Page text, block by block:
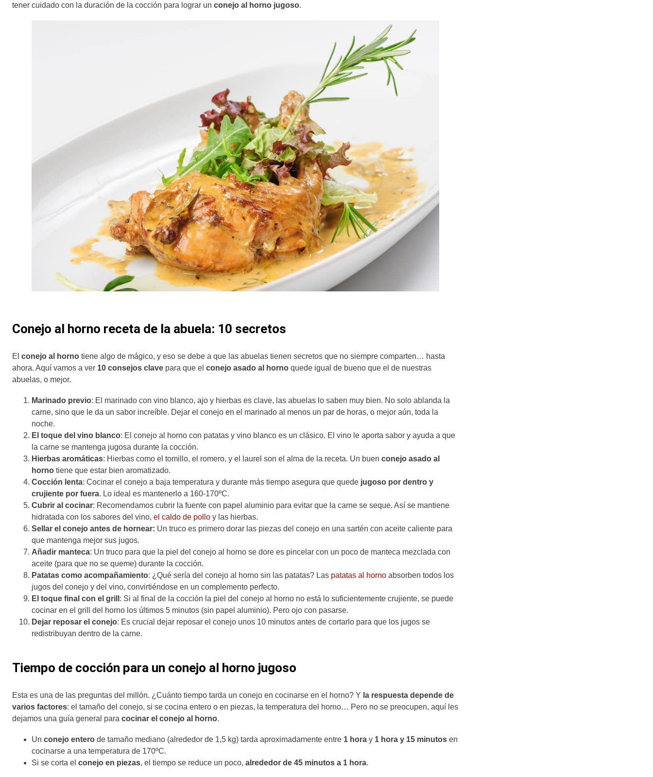
tener cuidado con la duración de la cocción para lograr un conejo al horno jugoso.
Conejo al horno receta de la abuela: 10 secretos
El conejo al horno tiene algo de mágico, y eso se debe a que las abuelas tienen secretos que no siempre comparten… hasta
ahora. Aquí vamos a ver 10 consejos clave para que el conejo asado al horno quede igual de bueno que el de nuestras
abuelas, o mejor.
Marinado previo: El marinado con vino blanco, ajo y hierbas es clave, las abuelas lo saben muy bien. No solo ablanda la
carne, sino que le da un sabor increíble. Dejar el conejo en el marinado al menos un par de horas, o mejor aún, toda la
noche.
El toque del vino blanco: El conejo al horno con patatas y vino blanco es un clásico. El vino le aporta sabor y ayuda a que
la carne se mantenga jugosa durante la cocción.
Hierbas aromáticas: Hierbas como el tomillo, el romero, y el laurel son el alma de la receta. Un buen conejo asado al
horno tiene que estar bien aromatizado.
Cocción lenta: Cocinar el conejo a baja temperatura y durante más tiempo asegura que quede jugoso por dentro y
crujiente por fuera. Lo ideal es mantenerlo a 160-170ºC.
Cubrir al cocinar: Recomendamos cubrir la fuente con papel aluminio para evitar que la carne se seque. Así se mantiene
hidratada con los sabores del vino, el caldo de pollo y las hierbas.
Sellar el conejo antes de hornear: Un truco es primero dorar las piezas del conejo en una sartén con aceite caliente para
que mantenga mejor sus jugos.
Añadir manteca: Un truco para que la piel del conejo al horno se dore es pincelar con un poco de manteca mezclada con
aceite (para que no se queme) durante la cocción.
Patatas como acompañamiento: ¿Qué sería del conejo al horno sin las patatas? Las patatas al horno absorben todos los
jugos del conejo y del vino, convirtiéndose en un complemento perfecto.
El toque final con el grill : Si al final de la cocción la piel del conejo al horno no está lo suficientemente crujiente, se puede
cocinar en el grill del horno los últimos 5 minutos (sin papel aluminio). Pero ojo con pasarse.
Dejar reposar el conejo: Es crucial dejar reposar el conejo unos 10 minutos antes de cortarlo para que los jugos se
redistribuyan dentro de la carne.
Tiempo de cocción para un conejo al horno jugoso
Esta es una de las preguntas del millón. ¿Cuánto tiempo tarda un conejo en cocinarse en el horno? Y la respuesta depende de
varios factores: el tamaño del conejo, si se cocina entero o en piezas, la temperatura del horno… Pero no se preocupen, aquí les
dejamos una guía general para cocinar el conejo al horno.
Un conejo entero de tamaño mediano (alrededor de 1,5 kg) tarda aproximadamente entre 1 hora y 1 hora y 15 minutos en
cocinarse a una temperatura de 170ºC.
Si se corta el conejo en piezas, el tiempo se reduce un poco, alrededor de 45 minutos a 1 hora.